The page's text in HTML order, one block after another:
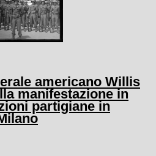
americano Willis
manifestazione in
partigiane in